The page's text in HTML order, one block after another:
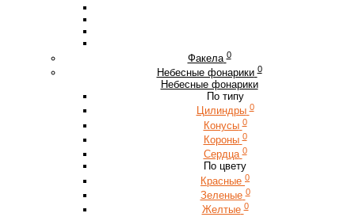
Факела 0
Небесные фонарики 0
Небесные фонарики
По типу
Цилиндры 0
Конусы 0
Короны 0
Сердца 0
По цвету
Красные 0
Зеленые 0
Желтые 0